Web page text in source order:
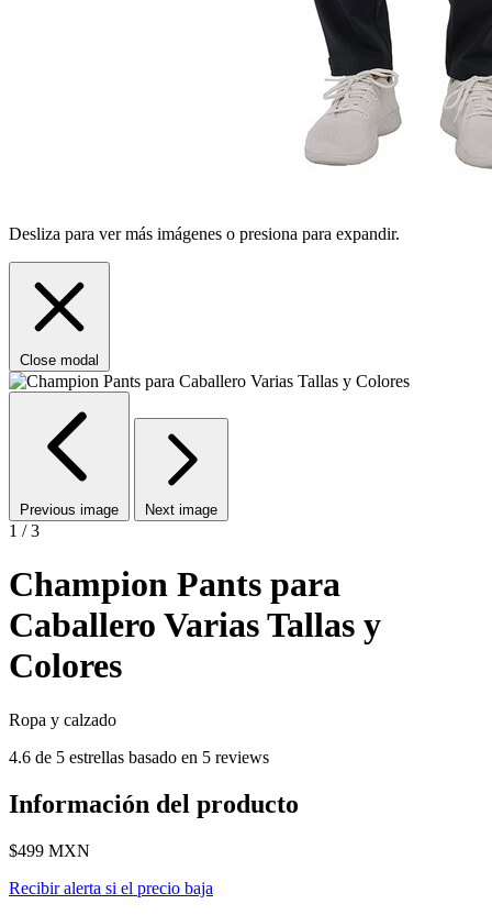
Desliza para ver más imágenes o presiona para expandir.
Close modal
Previous image Next image
1 / 3
Champion Pants para
Caballero Varias Tallas y
Colores
Ropa y calzado
4.6 de 5 estrellas basado en 5 reviews
Información del producto
$499 MXN
Recibir alerta si el precio baja